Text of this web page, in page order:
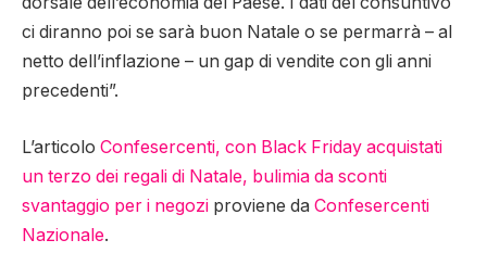
ci diranno poi se sarà buon Natale o se permarrà – al
netto dell’inflazione – un gap di vendite con gli anni
precedenti”.
L’articolo Confesercenti, con Black Friday acquistati
un terzo dei regali di Natale, bulimia da sconti
svantaggio per i negozi proviene da Confesercenti
Nazionale.